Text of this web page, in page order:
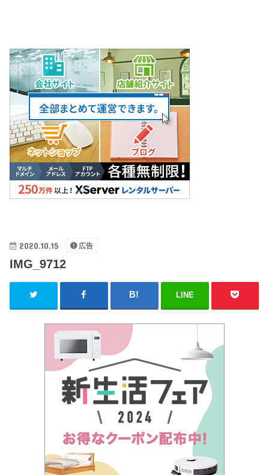
2020.10.15 広告
IMG_9712
LINE